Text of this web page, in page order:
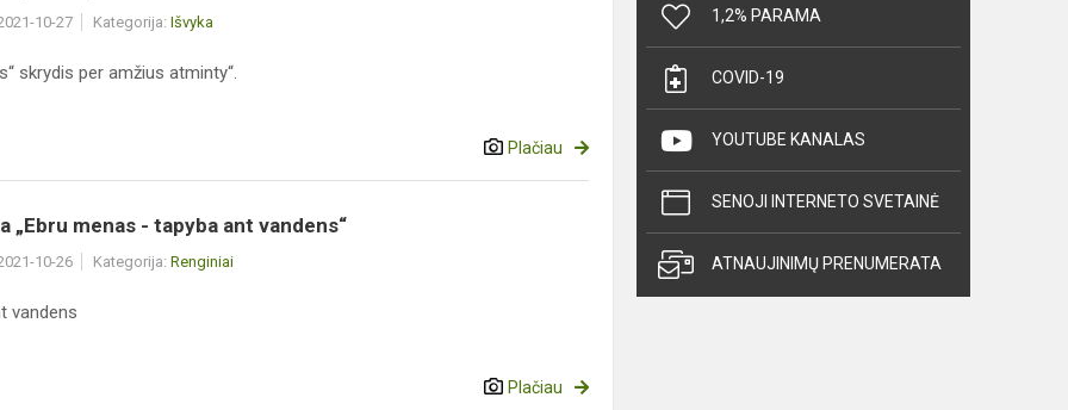
10-27 Kategorija: Išvyka
skrydis per amžius atminty“.
Plačiau
„Ebru menas - tapyba ant vandens“
10-26 Kategorija: Renginiai
vandens
Plačiau
1,2% PARAMA
COVID-19
YOUTUBE KANALAS
SENOJI INTERNETO SVETAINĖ
ATNAUJINIMŲ PRENUMERATA